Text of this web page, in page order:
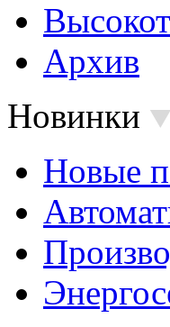
Архив
Новинки
Новые